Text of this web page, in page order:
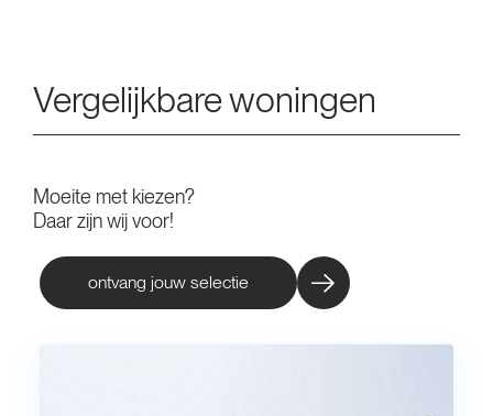
Vergelijkbare woningen
Moeite met kiezen?
Daar zijn wij voor!
ontvang jouw selectie